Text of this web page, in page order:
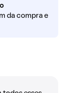
da compra e